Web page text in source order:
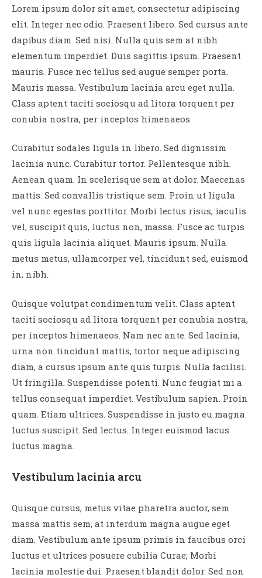
Lorem ipsum dolor sit amet, consectetur adipiscing
elit. Integer nec odio. Praesent libero. Sed cursus ante
dapibus diam. Sed nisi. Nulla quis sem at nibh
elementum imperdiet. Duis sagittis ipsum. Praesent
mauris. Fusce nec tellus sed augue semper porta.
Mauris massa. Vestibulum lacinia arcu eget nulla.
Class aptent taciti sociosqu ad litora torquent per
conubia nostra, per inceptos himenaeos.
Curabitur sodales ligula in libero. Sed dignissim
lacinia nunc. Curabitur tortor. Pellentesque nibh.
Aenean quam. In scelerisque sem at dolor. Maecenas
mattis. Sed convallis tristique sem. Proin ut ligula
vel nunc egestas porttitor. Morbi lectus risus, iaculis
vel, suscipit quis, luctus non, massa. Fusce ac turpis
quis ligula lacinia aliquet. Mauris ipsum. Nulla
metus metus, ullamcorper vel, tincidunt sed, euismod
in, nibh.
Quisque volutpat condimentum velit. Class aptent
taciti sociosqu ad litora torquent per conubia nostra,
per inceptos himenaeos. Nam nec ante. Sed lacinia,
urna non tincidunt mattis, tortor neque adipiscing
diam, a cursus ipsum ante quis turpis. Nulla facilisi.
Ut fringilla. Suspendisse potenti. Nunc feugiat mi a
tellus consequat imperdiet. Vestibulum sapien. Proin
quam. Etiam ultrices. Suspendisse in justo eu magna
luctus suscipit. Sed lectus. Integer euismod lacus
luctus magna.
Vestibulum lacinia arcu
Quisque cursus, metus vitae pharetra auctor, sem
massa mattis sem, at interdum magna augue eget
diam. Vestibulum ante ipsum primis in faucibus orci
luctus et ultrices posuere cubilia Curae; Morbi
lacinia molestie dui. Praesent blandit dolor. Sed non